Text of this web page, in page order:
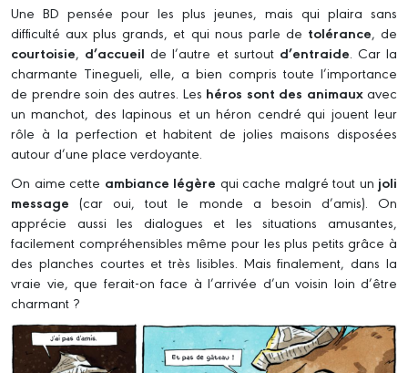
Une BD pensée pour les plus jeunes, mais qui plaira sans
difficulté aux plus grands, et qui nous parle de tolérance, de
courtoisie, d’accueil de l’autre et surtout d’entraide. Car la
charmante Tinegueli, elle, a bien compris toute l’importance
de prendre soin des autres. Les héros sont des animauxavec
un manchot, des lapinous et un héron cendré qui jouent leur
rôle à la perfection et habitent de jolies maisons disposées
autour d’une place verdoyante.
On aime cette ambiance légère qui cache malgré tout un joli
message (car oui, tout le monde a besoin d’amis). On
apprécie aussi les dialogues et les situations amusantes,
facilement compréhensibles même pour les plus petits grâce à
des planches courtes et très lisibles. Mais finalement, dans la
vraie vie, que ferait-on face à l’arrivée d’un voisin loin d’être
charmant ?